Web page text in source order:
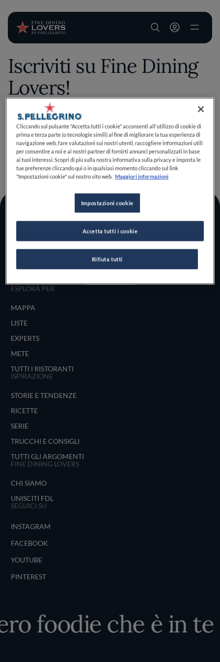
Salta al contenuto principale
User account
Iscriviti su Fine Dining
Lovers!
Salva questo contenuto esclusivo tra i tuoi preferiti
effettuando il login o iscrivendoti, bastano pochi clic per
migliorare la tua esperienza culinaria!
IscrivitiHo un account
TORNA A INIZIO PAGINA
Scopri il vero
foodie che è in te
ESPLORA PER
MAPPA
LISTE
EXPERTS
METE
TUTTI I RISTORANTI
ISPIRAZIONE
STORIE E TENDENZE
RICETTE
SERIE
TRUCCHI E CONSIGLI
TUTTI GLI ARGOMENTI
FINE DINING LOVERS
CHI SIAMO
UNISCITI FDL
SEGUICI SU
INSTAGRAM
FACEBOOK
YOUTUBE
PINTEREST
foodie che è in te
Cliccando sul pulsante "Accetta tutti i cookie" acconsenti all'utilizzo di cookie di
prima e terza parte (o tecnologie simili) al fine di migliorare la tua esperienza di
navigazione web, fare valutazioni sui nostri utenti, raccogliere informazioni utili
per consentire a noi e ai nostri partner di fornirti annunci personalizzati in base
ai tuoi interessi. Scopri di più sulla nostra informativa sulla privacy e imposta le
tue preferenze cliccando qui o in qualsiasi momento cliccando sul link
"Impostazioni cookie" sul nostro sito web. Maggiori informazioni
Impostazioni cookie
Rifiuta tutti
Accetta tutti i cookie